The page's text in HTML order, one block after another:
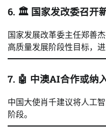
6. 🏛️ 国家发改委召开
国家发展改革委主任郑善
高质量发展阶段性目标，
7. 🤖 中澳AI合作或纳
中国大使肖千建议将人工
阶段。